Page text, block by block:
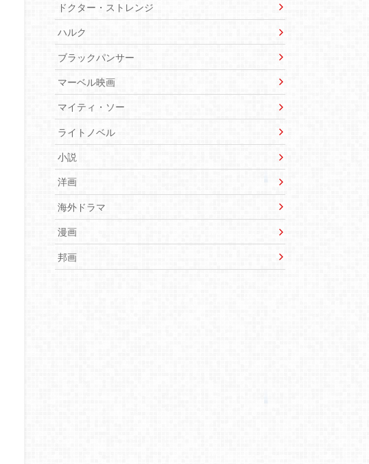
ドクター・ストレンジ
ハルク
ブラックパンサー
マーベル映画
マイティ・ソー
ライトノベル
小説
洋画
海外ドラマ
漫画
邦画